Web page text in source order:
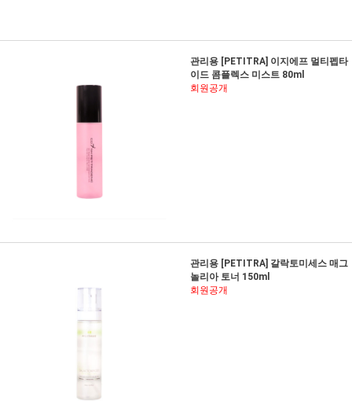
관리용 [PETITRA] 이지에프 멀티펩타
이드 콤플렉스 미스트 80ml
회원공개
관리용 [PETITRA] 갈락토미세스 매그
놀리아 토너 150ml
회원공개